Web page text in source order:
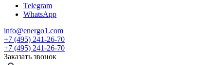
Telegram
WhatsApp
info@energo1.com
+7 (495) 241-26-70
+7 (495) 241-26-70
Заказать звонок